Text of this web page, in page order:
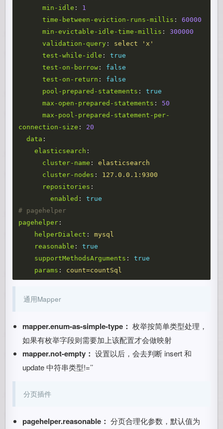
min-idle :
1
time-between-eviction-runs-millis :
60000
min-evictable-idle-time-millis :
300000
validation-query :
select 'x'
test-while-idle :
true
test-on-borrow :
false
test-on-return :
false
pool-prepared-statements :
true
max-open-prepared-statements :
50
max-pool-prepared-statement-per-
connection-size :
20
data :
elasticsearch :
cluster-name :
elasticsearch
cluster-nodes :
127.0.0.1:9300
repositories :
enabled :
true
# pagehelper
pagehelper :
helperDialect :
mysql
reasonable :
true
supportMethodsArguments :
true
params : count=countSql
通用Mapper
mapper.enum-as-simple-type： 枚举按简单类型处理，
如果有枚举字段则需要加上该配置才会做映射
mapper.not-empty： 设置以后，会去判断 insert 和
update 中符串类型!=’’
分页插件
pagehelper.reasonable： 分页合理化参数，默认值为